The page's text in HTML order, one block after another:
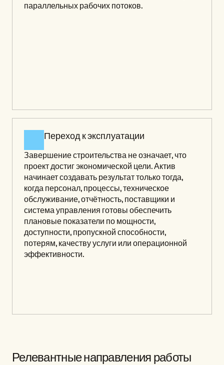
параллельных рабочих потоков.
Переход к эксплуатации
Завершение строительства не означает, что
проект достиг экономической цели. Актив
начинает создавать результат только тогда,
когда персонал, процессы, техническое
обслуживание, отчётность, поставщики и
система управления готовы обеспечить
плановые показатели по мощности,
доступности, пропускной способности,
потерям, качеству услуги или операционной
эффективности.
Релевантные направления работы